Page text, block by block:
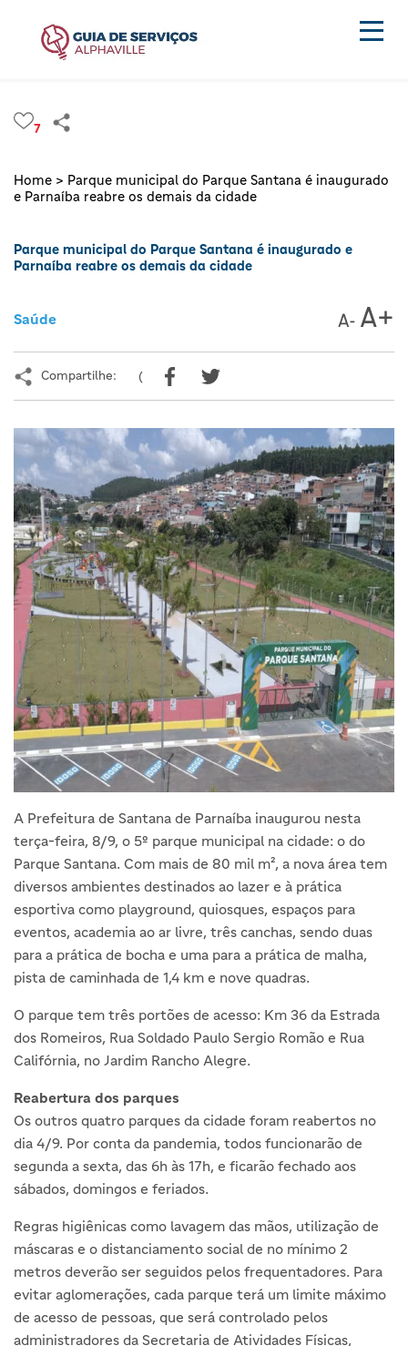
7
Home > Parque municipal do Parque Santana é inaugurado
e Parnaíba reabre os demais da cidade
Parque municipal do Parque Santana é inaugurado e
Parnaíba reabre os demais da cidade
Saúde
Compartilhe: (
A Prefeitura de Santana de Parnaíba inaugurou nesta
terça-feira, 8/9, o 5º parque municipal na cidade: o do
Parque Santana. Com mais de 80 mil m², a nova área tem
diversos ambientes destinados ao lazer e à prática
esportiva como playground, quiosques, espaços para
eventos, academia ao ar livre, três canchas, sendo duas
para a prática de bocha e uma para a prática de malha,
pista de caminhada de 1,4 km e nove quadras.
O parque tem três portões de acesso: Km 36 da Estrada
dos Romeiros, Rua Soldado Paulo Sergio Romão e Rua
Califórnia, no Jardim Rancho Alegre.
Reabertura dos parques
Os outros quatro parques da cidade foram reabertos no
dia 4/9. Por conta da pandemia, todos funcionarão de
segunda a sexta, das 6h às 17h, e ficarão fechado aos
sábados, domingos e feriados.
Regras higiênicas como lavagem das mãos, utilização de
máscaras e o distanciamento social de no mínimo 2
metros deverão ser seguidos pelos frequentadores. Para
evitar aglomerações, cada parque terá um limite máximo
de acesso de pessoas, que será controlado pelos
administradores da Secretaria de Atividades Físicas,